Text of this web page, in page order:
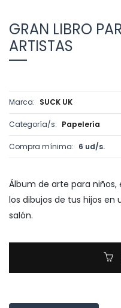
GRAN LIBRO
ARTISTAS
Marca: SUCK UK
Categoría/s: Papelería
Compra mínima: 6 ud/s.
Álbum de arte para
los dibujos de tus hijos en
salón.